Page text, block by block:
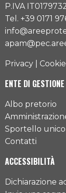
P.IVA
Tel. +39 0171
Privacy Cookie
ENTE DI GESTIONE
Albo pretorio
Sportello
Contatti
ACCESSIBILITÀ
Dichiarazione